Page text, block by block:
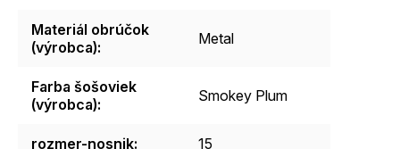
Materiál obrúčok
(výrobca): Metal
Farba šošoviek
(výrobca): Smokey Plum
rozmer-nosnik: 15